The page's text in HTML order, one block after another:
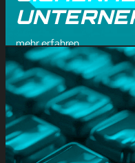
mehr erfahren